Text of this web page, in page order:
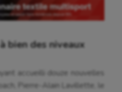
bien des niveaux
accueilli douze nouvelles
Pierre-Alain Lavillette, le